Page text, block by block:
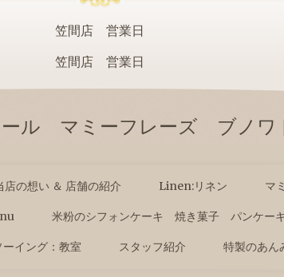
笠間店 営業日
笠間店 営業日
マミーフレーズ ブノワ
店の想い ＆ 店舗の紹介 Linen:リネン マ
米粉のシフォンケーキ 焼き菓子 パンケーキ
ーイング：教室 スタッフ紹介 特製のあん